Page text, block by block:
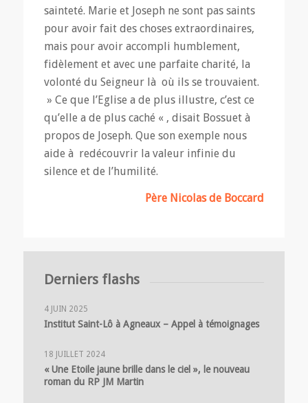
sainteté. Marie et Joseph ne sont pas saints
pour avoir fait des choses extraordinaires,
mais pour avoir accompli humblement,
fidèlement et avec une parfaite charité, la
volonté du Seigneur là où ils se trouvaient.
» Ce que l’Eglise a de plus illustre, c’est ce
qu’elle a de plus caché « , disait Bossuet à
propos de Joseph. Que son exemple nous
aide à redécouvrir la valeur infinie du
silence et de l’humilité.
Père Nicolas de Boccard
Derniers flashs
4 JUIN 2025
Institut Saint-Lô à Agneaux – Appel à témoignages
18 JUILLET 2024
« Une Etoile jaune brille dans le ciel », le nouveau
roman du RP JM Martin